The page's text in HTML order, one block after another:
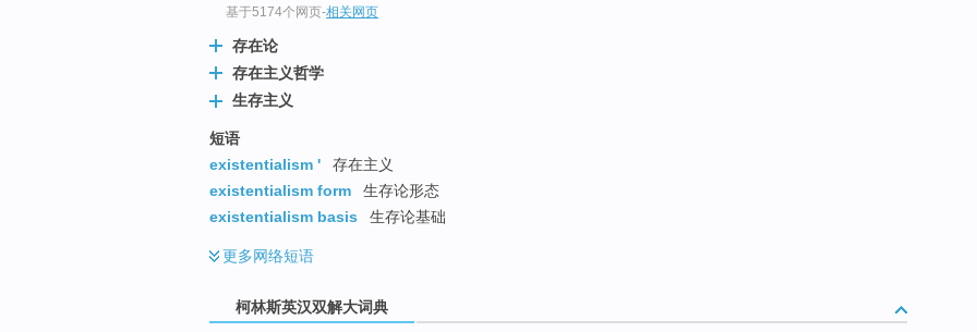
基于5174个网页-相关网页
存在论
存在主义哲学
生存主义
短语
existentialism '
存在主义
existentialism form
生存论形态
existentialism basis
生存论基础
更多网络短语
柯林斯英汉双解大词典